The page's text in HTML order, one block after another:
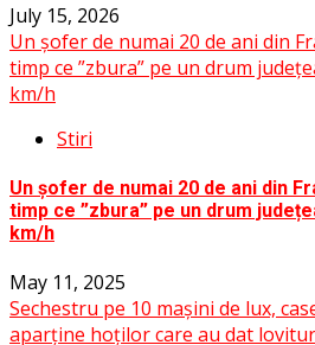
July 15, 2026
Un șofer de numai 20 de ani din
timp ce ”zbura” pe un drum
km/h
Stiri
Un șofer de numai 20 de ani din
timp ce ”zbura” pe un drum
km/h
May 11, 2025
Sechestru pe 10 mașini de lux,
aparține hoților care au dat